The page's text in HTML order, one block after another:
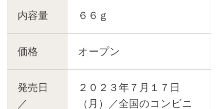
内容量 ６６ｇ
価格 オープン
発売日
／
２０２３年７月１７日
（月）／全国のコンビニ